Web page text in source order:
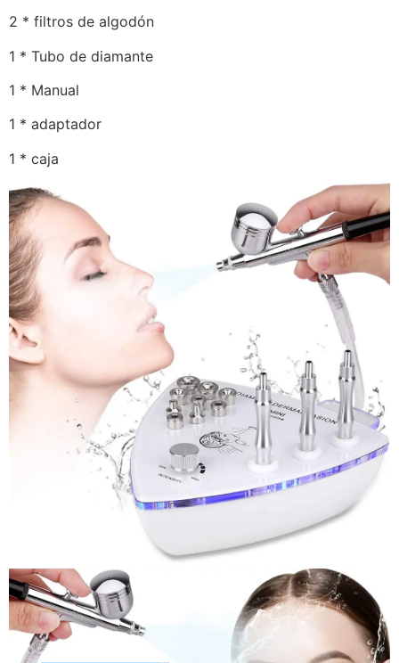
2 * filtros de algodón
1 * Tubo de diamante
1 * Manual
1 * adaptador
1 * caja